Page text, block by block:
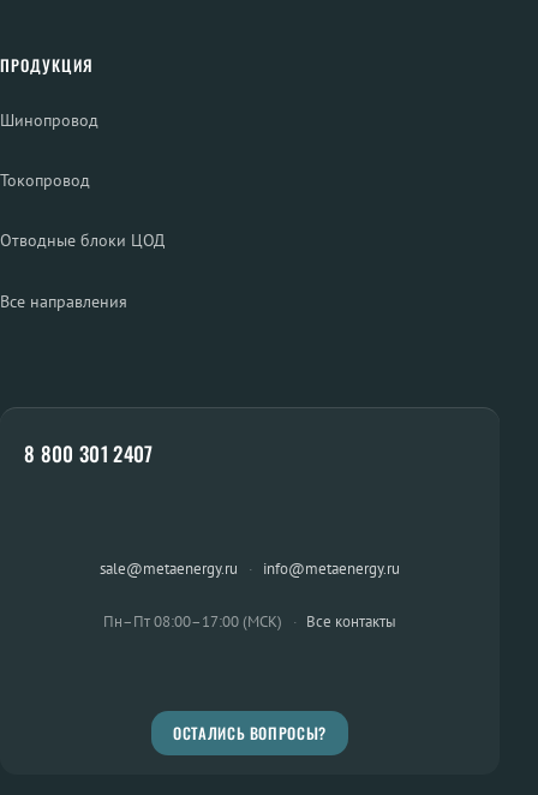
ПРОДУКЦИЯ
Шинопровод
Токопровод
Отводные блоки ЦОД
Все направления
8 800 301 2407
sale@metaenergy.ru · info@metaenergy.ru
Пн–Пт 08:00–17:00 (МСК) · Все контакты
ОСТАЛИСЬ ВОПРОСЫ?